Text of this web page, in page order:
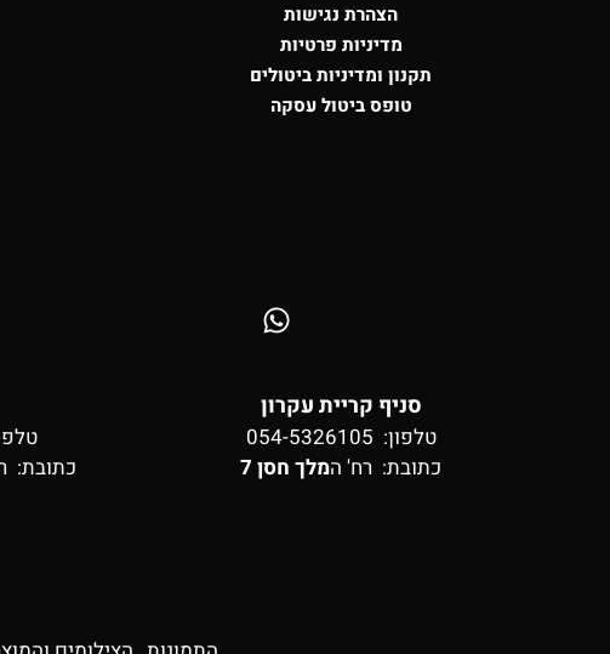
הצהרת נגישות
מדיניות פרטיות
תקנון ומדיניות ביטולים
טופס ביטול עסקה
סניף קריית עקרון
טלפון: 054-5326105
כתובת: רח' המלך חסן 7
טלפון: 054-
כתובת: